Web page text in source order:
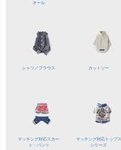
オール
シャツ／ ブラウス カットソー
マッチング対応スカー
ト・パンツ
マッチング対応トップス
シリーズ